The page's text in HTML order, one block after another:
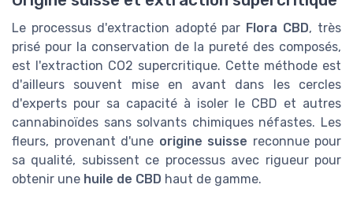
Le processus d'extraction adopté par Flora CBD, très
prisé pour la conservation de la pureté des composés,
est l'extraction CO2 supercritique. Cette méthode est
d'ailleurs souvent mise en avant dans les cercles
d'experts pour sa capacité à isoler le CBD et autres
cannabinoïdes sans solvants chimiques néfastes. Les
fleurs, provenant d'une origine suisse reconnue pour
sa qualité, subissent ce processus avec rigueur pour
obtenir une huile de CBD haut de gamme.